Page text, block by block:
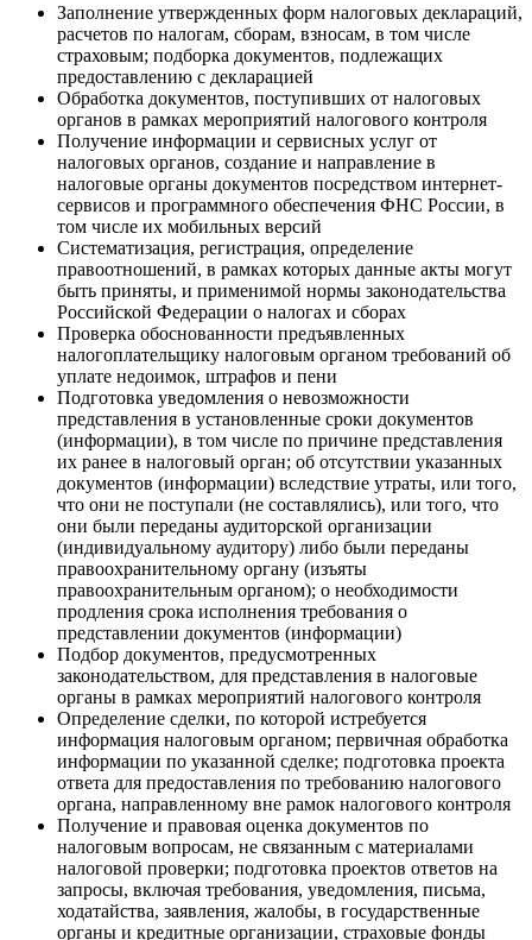
Заполнение утвержденных форм налоговых деклараций,
расчетов по налогам, сборам, взносам, в том числе
страховым; подборка документов, подлежащих
предоставлению с декларацией
Обработка документов, поступивших от налоговых
органов в рамках мероприятий налогового контроля
Получение информации и сервисных услуг от
налоговых органов, создание и направление в
налоговые органы документов посредством интернет-
сервисов и программного обеспечения ФНС России, в
том числе их мобильных версий
Систематизация, регистрация, определение
правоотношений, в рамках которых данные акты могут
быть приняты, и применимой нормы законодательства
Российской Федерации о налогах и сборах
Проверка обоснованности предъявленных
налогоплательщику налоговым органом требований об
уплате недоимок, штрафов и пени
Подготовка уведомления о невозможности
представления в установленные сроки документов
(информации), в том числе по причине представления
их ранее в налоговый орган; об отсутствии указанных
документов (информации) вследствие утраты, или того,
что они не поступали (не составлялись), или того, что
они были переданы аудиторской организации
(индивидуальному аудитору) либо были переданы
правоохранительному органу (изъяты
правоохранительным органом); о необходимости
продления срока исполнения требования о
представлении документов (информации)
Подбор документов, предусмотренных
законодательством, для представления в налоговые
органы в рамках мероприятий налогового контроля
Определение сделки, по которой истребуется
информация налоговым органом; первичная обработка
информации по указанной сделке; подготовка проекта
ответа для предоставления по требованию налогового
органа, направленному вне рамок налогового контроля
Получение и правовая оценка документов по
налоговым вопросам, не связанным с материалами
налоговой проверки; подготовка проектов ответов на
запросы, включая требования, уведомления, письма,
ходатайства, заявления, жалобы, в государственные
органы и кредитные организации, страховые фонды